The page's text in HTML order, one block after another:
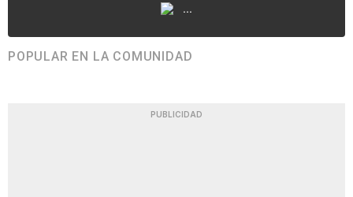
...
POPULAR EN LA COMUNIDAD
PUBLICIDAD